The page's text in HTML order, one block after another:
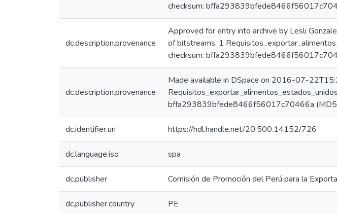
checksum:
dc.description.provenance
Approved for entry into archive by Lesli
of bitstreams: 1
checksum:
dc.description.provenance
Made available in DSpace on 2016-07-
bffa293839bfede8466f56017c70466a
dc.identifier.uri https://hdl.handle.net/20.500.14152/726
dc.language.iso spa
dc.publisher Comisión de Promoción del Perú para la
dc.publisher.country PE